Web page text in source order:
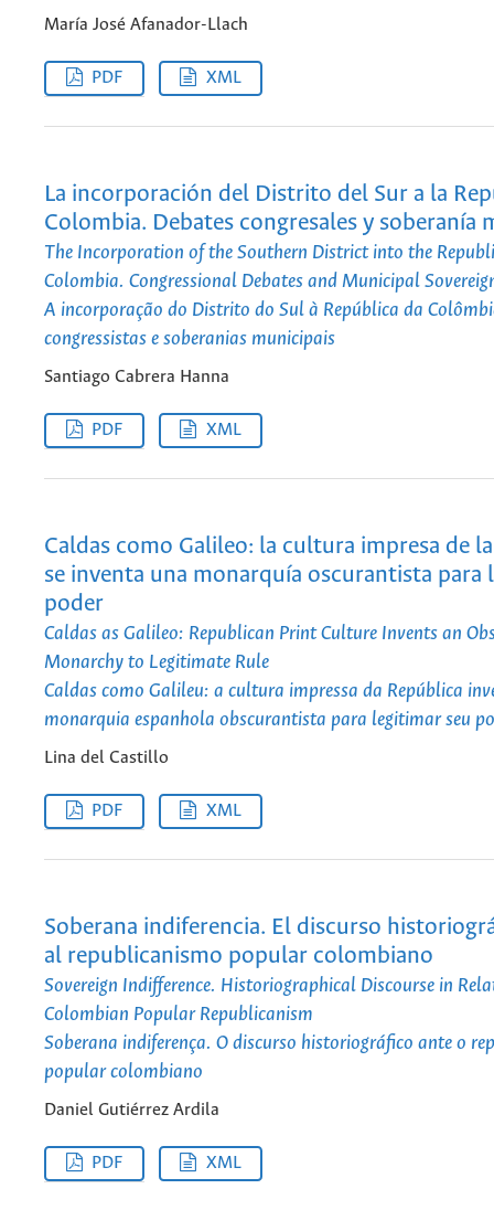
María José Afanador-Llach
PDF XML
La incorporación del Distrito del Sur a la
Colombia. Debates congresales y soberanía
The Incorporation of the Southern District into the
Colombia. Congressional Debates and Municipal
A incorporação do Distrito do Sul à República da
congressistas e soberanias municipais
Santiago Cabrera Hanna
PDF XML
Caldas como Galileo: la cultura impresa de
se inventa una monarquía oscurantista para
poder
Caldas as Galileo: Republican Print Culture Invents an
Monarchy to Legitimate Rule
Caldas como Galileu: a cultura impressa da República
monarquia espanhola obscurantista para legitimar seu
Lina del Castillo
PDF XML
Soberana indiferencia. El discurso
al republicanismo popular colombiano
Sovereign Indifference. Historiographical Discourse in
Colombian Popular Republicanism
Soberana indiferença. O discurso historiográfico ante o
popular colombiano
Daniel Gutiérrez Ardila
PDF XML